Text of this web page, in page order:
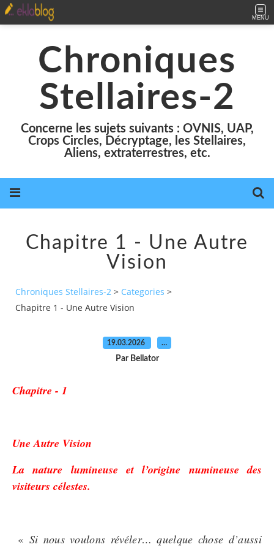
MENU
Chroniques
Stellaires-2
Concerne les sujets suivants : OVNIS, UAP,
Crops Circles, Décryptage, les Stellaires,
Aliens, extraterrestres, etc.
Chapitre 1 - Une Autre
Vision
Chroniques Stellaires-2 > Categories >
Chapitre 1 - Une Autre Vision
19.03.2026 …
Par Bellator
Chapitre - 1
Une Autre Vision
La nature lumineuse et l’origine numineuse des
visiteurs célestes.
« Si nous voulons révéler… quelque chose d’aussi